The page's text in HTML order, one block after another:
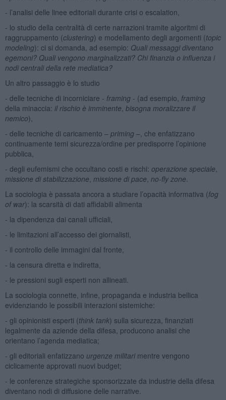
- l’analisi delle linee editoriali durante crisi o escalation,
- lo studio della centralità di certe narrazioni tramite algoritmi di
raggruppamento (clustering) e modellamento degli argomenti (topic
modeling): ci si domanda, ad esempio: Quali messaggi diventano
egemoni? Quali vengono marginalizzati? Chi finanzia o influenza i
nodi centrali della rete mediatica?
Un altro passaggio è lo studio
- delle tecniche di incorniciare - framing- (ad esempio, framing
della minaccia: il rischio è imminente bisogna moralizzare il
nemico),
- delle tecniche di caricamento – priming–, che enfatizzano
continuamente temi sicurezza/ordine per predisporre l’opinione
pubblica,
- degli eufemismi che occultano costi e rischi: operazione speciale
missione di stabilizzazione missione di pace no-fly zone
La sociologia è passata ancora a studiare l’opacità informativa (fog
of war): la scarsità di dati affidabili alimenta
- la dipendenza dai canali ufficiali,
- le limitazioni all’accesso dei giornalisti,
- il controllo delle immagini dal fronte,
- la censura diretta e indiretta,
- le pressioni sugli esperti non allineati.
La sociologia connette, infine, propaganda e industria bellica
evidenziando le possibili interazioni sistemiche:
- gli opinionisti esperti (think tank) sulla sicurezza, finanziati
legalmente da aziende della difesa, producono analisi che
orientano l’agenda mediatica;
- gli editoriali enfatizzano urgenze militarimentre vengono
ciclicamente approvati nuovi budget;
- le conferenze strategiche sponsorizzate da industrie della difesa
diventano nodi di diffusione delle narrative.